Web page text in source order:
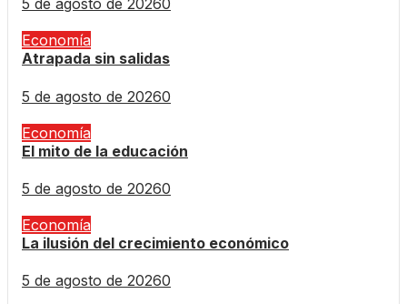
5 de agosto de 20260
Economía
Atrapada sin salidas
5 de agosto de 20260
Economía
El mito de la educación
5 de agosto de 20260
Economía
La ilusión del crecimiento económico
5 de agosto de 20260